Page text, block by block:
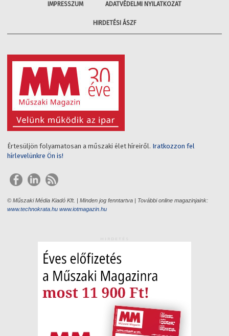
IMPRESSZUM ADATVÉDELMI NYILATKOZAT
HIRDETÉSI ÁSZF
Értesüljön folyamatosan a műszaki élet híreiről. Iratkozzon fel
hírlevelünkre Ön is!
© Műszaki Média Kiadó Kft. | Minden jog fenntartva | További online magazinjaink:
www.technokrata.hu www.iotmagazin.hu
HIRDETÉS